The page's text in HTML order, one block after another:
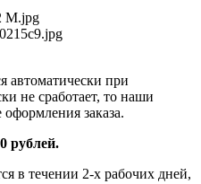
автоматически при
не сработает, то наши
заказа.
рублей.
в течении 2-х рабочих дней,